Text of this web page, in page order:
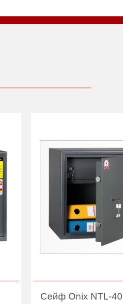
Сейф Onix NTL-